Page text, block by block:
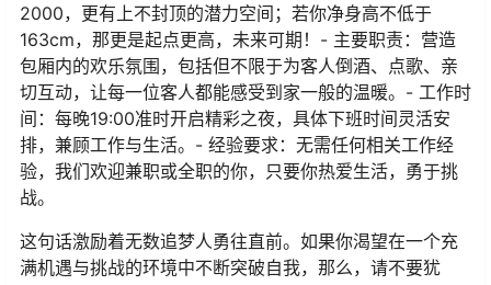
2000，更有上不封顶的潜力空间；若你净身高不低于
163cm，那更是起点更高，未来可期！- 主要职责：营造
包厢内的欢乐氛围，包括但不限于为客人倒酒、点歌、亲
切互动，让每一位客人都能感受到家一般的温暖。- 工作时
间：每晚19:00准时开启精彩之夜，具体下班时间灵活安
排，兼顾工作与生活。- 经验要求：无需任何相关工作经
验，我们欢迎兼职或全职的你，只要你热爱生活，勇于挑
战。
这句话激励着无数追梦人勇往直前。如果你渴望在一个充
满机遇与挑战的环境中不断突破自我，那么，请不要犹